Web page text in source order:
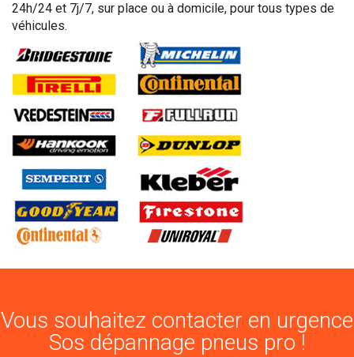
24h/24 et 7j/7, sur place ou à domicile, pour tous types de
véhicules.
Vous souhaitez contacter en urgence
Sos dépannage pneus pro !